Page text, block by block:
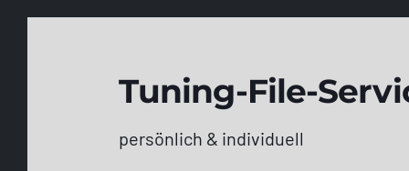
Tuning-File-
persönlich & individuell